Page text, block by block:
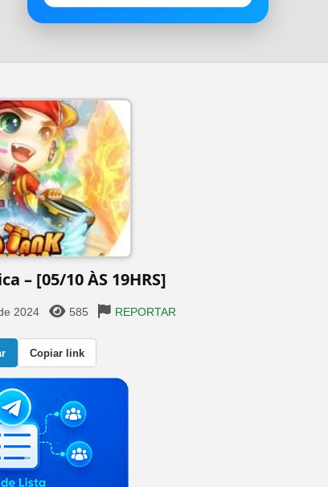
– [05/10 ÀS 19HRS]
2024 585 REPORTAR
Copiar link